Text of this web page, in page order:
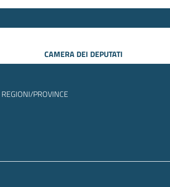
CAMERA DEI DEPUTATI
PROVINCE